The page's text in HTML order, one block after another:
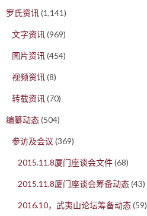
罗氏资讯(1,141)
文字资讯(969)
图片资讯(454)
视频资讯(8)
转载资讯(70)
编纂动态(504)
参访及会议 (369)
2015.11.8厦门座谈会文件(68)
2015.11.8厦门座谈会筹备动态(43)
2016.10，武夷山论坛筹备动态(59)